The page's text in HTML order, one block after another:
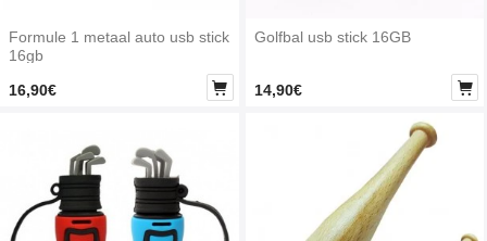
Formule 1 metaal auto usb stick
16gb
16,90€

Golfbal usb stick 16GB
14,90€ 